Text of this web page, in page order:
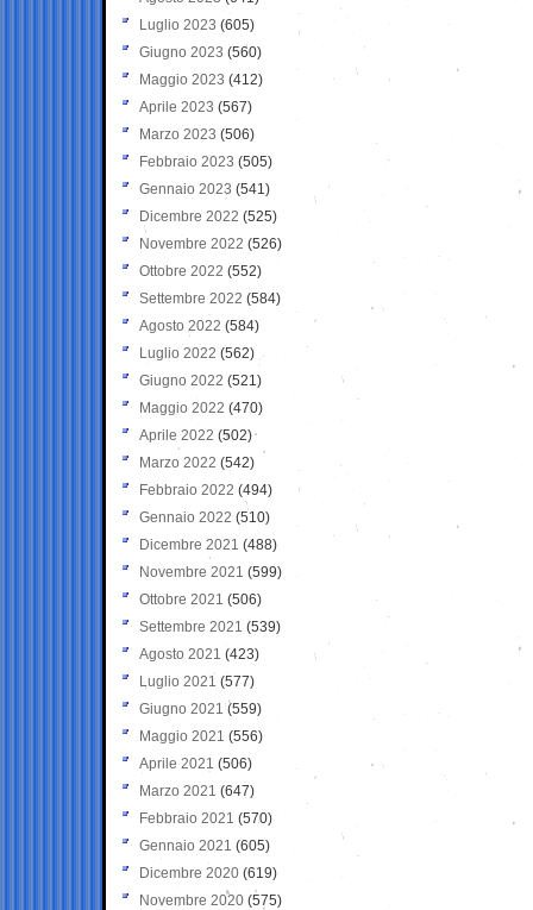
Luglio 2023 (605)
Giugno 2023 (560)
Maggio 2023 (412)
Aprile 2023 (567)
Marzo 2023 (506)
Febbraio 2023 (505)
Gennaio 2023 (541)
Dicembre 2022 (525)
Novembre 2022 (526)
Ottobre 2022 (552)
Settembre 2022 (584)
Agosto 2022 (584)
Luglio 2022 (562)
Giugno 2022 (521)
Maggio 2022 (470)
Aprile 2022 (502)
Marzo 2022 (542)
Febbraio 2022 (494)
Gennaio 2022 (510)
Dicembre 2021 (488)
Novembre 2021 (599)
Ottobre 2021 (506)
Settembre 2021 (539)
Agosto 2021 (423)
Luglio 2021 (577)
Giugno 2021(559)
Maggio 2021 (556)
Aprile 2021 (506)
Marzo 2021 (647)
Febbraio 2021 (570)
Gennaio 2021 (605)
Dicembre 2020 (619)
Novembre 2020 (575)